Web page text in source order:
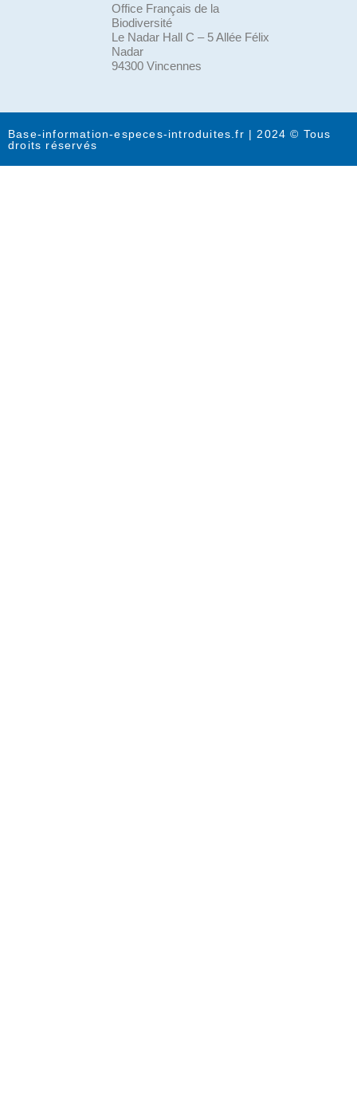
Office Français de la
Biodiversité
Le Nadar Hall C – 5 Allée Félix
Nadar
94300 Vincennes
Base-information-especes-introduites.fr | 2024 © Tous
droits réservés